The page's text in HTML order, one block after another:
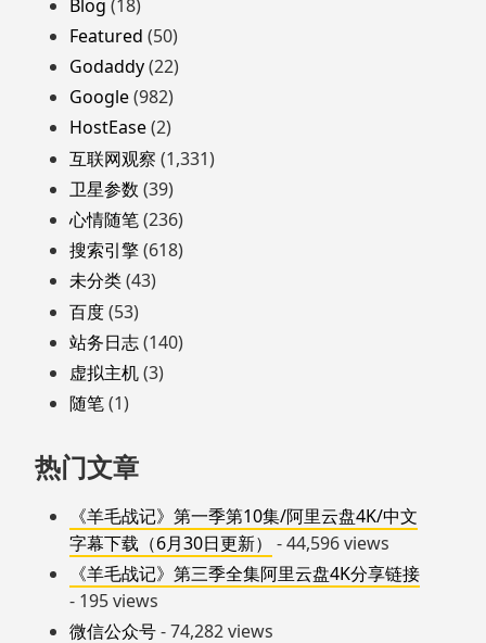
脚
Blog (18)
Featured (50)
Godaddy(22)
Google(982)
HostEase(2)
互联网观察 (1,331)
卫星参数 (39)
心情随笔(236)
搜索引擎(618)
未分类(43)
百度(53)
站务日志(140)
虚拟主机(3)
随笔(1)
热门文章
《羊毛战记》第一季第10集/阿里云盘4K/中文
字幕下载（6月30日更新）
- 44,596 views
《羊毛战记》第三季全集阿里云盘4K分享链接
- 195 views
微信公众号- 74,282 views